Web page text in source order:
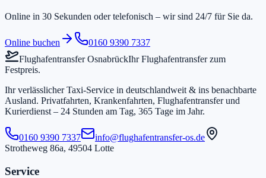
Online in 30 Sekunden oder telefonisch – wir sind 24/7 für Sie da.
Online buchen
0160 9390 7337
Flughafentransfer OsnabrückIhr Flughafentransfer zum
Festpreis.
Ihr verlässlicher Taxi-Service in deutschlandweit & ins benachbarte
Ausland. Privatfahrten, Krankenfahrten, Flughafentransfer und
Kurierdienst – 24 Stunden am Tag, 365 Tage im Jahr.
0160 9390 7337
info@flughafentransfer-os.de
Strotheweg 86a, 49504 Lotte
Service